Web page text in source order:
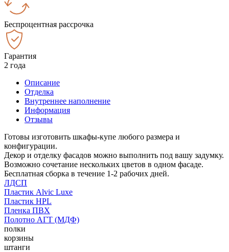
Беспроцентная рассрочка
Гарантия
2 года
Описание
Отделка
Внутреннее наполнение
Информация
Отзывы
Готовы изготовить шкафы-купе любого размера и
конфигурации.
Декор и отделку фасадов можно выполнить под вашу задумку.
Возможно сочетание нескольких цветов в одном фасаде.
Бесплатная сборка в течение 1-2 рабочих дней.
ЛДСП
Пластик Alvic Luxe
Пластик HPL
Пленка ПВХ
Полотно АГТ (МДФ)
полки
корзины
штанги